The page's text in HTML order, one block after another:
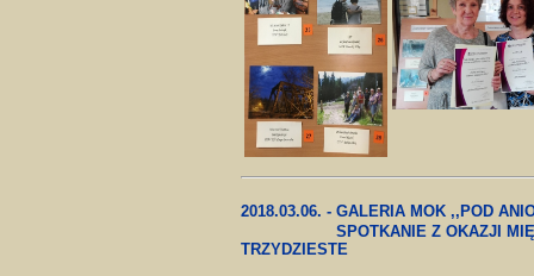
2018.03.06. - GALERIA MOK ,,POD
SPOTKANIE Z OKAZJI
TRZYDZIESTE